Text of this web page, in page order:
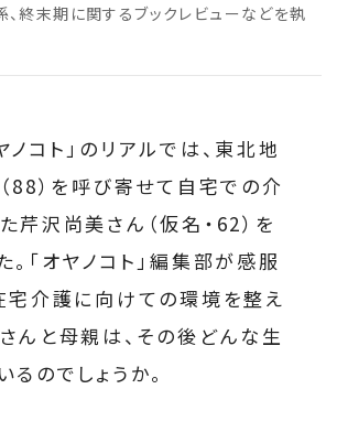
、終末期に関するブックレビューなどを執
ノコト」のリアルでは、東北地
88）を呼び寄せて自宅での介
芹沢尚美さん（仮名・62）を
。「オヤノコト」編集部が感服
宅介護に向けての環境を整え
んと母親は、その後どんな生
のでしょうか。